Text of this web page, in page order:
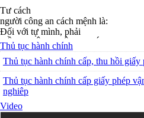
Tư cách
người công an cách mệnh là:
Đối với tự mình, phải
CẦN, KIỆM, LIÊM, CHÍNH
Đối với đồng sự, phải
THÂN ÁI GIÚP ĐỠ
Đối với chính phủ, phải
TUYỆT ĐỐI TRUNG THÀNH
Đối với nhân dân, phải
KÍNH TRỌNG LỄ PHÉP
Đối với công việc, phải
Thủ tục hành chính
Thủ tục hành chính cấp, thu hồi
Thủ tục hành chính cấp giấy phép
nghiêp
Video